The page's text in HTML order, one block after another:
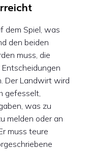
dem Spiel, was
den beiden
muss, die
Der Landwirt wird
gefesselt,
was zu
melden oder an
muss teure